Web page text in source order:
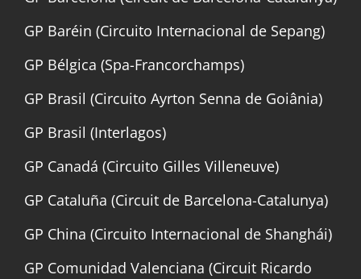
GP Baréin (Circuito Internacional de Sepang)
GP Bélgica (Spa-Francorchamps)
GP Brasil (Circuito Ayrton Senna de Goiânia)
GP Brasil (Interlagos)
GP Canadá (Circuito Gilles Villeneuve)
GP Cataluña (Circuit de Barcelona-Catalunya)
GP China (Circuito Internacional de Shanghái)
GP Comunidad Valenciana (Circuit Ricardo